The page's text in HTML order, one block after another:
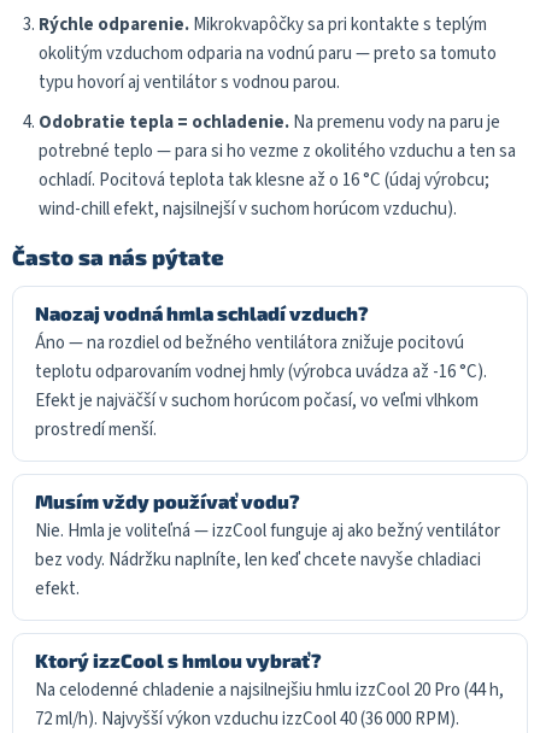
i
s
u
Rýchle odparenie.Mikrokvapôčky sa pri kontakte s teplým
okolitým vzduchom odparia na vodnú paru — preto sa tomuto
typu hovorí aj ventilátor s vodnou parou.
Odobratie tepla = ochladenie.Na premenu vody na paru je
potrebné teplo — para si ho vezme z okolitého vzduchu a ten sa
ochladí. Pocitová teplota tak klesne až o 16 °C (údaj výrobcu;
wind-chill efekt, najsilnejší v suchom horúcom vzduchu).
Často sa nás pýtate
Naozaj vodná hmla schladí vzduch?
Áno — na rozdiel od bežného ventilátora znižuje pocitovú
teplotu odparovaním vodnej hmly (výrobca uvádza až -16 °C).
Efekt je najväčší v suchom horúcom počasí, vo veľmi vlhkom
prostredí menší.
Musím vždy používať vodu?
Nie. Hmla je voliteľná — izzCool funguje aj ako bežný ventilátor
bez vody. Nádržku naplníte, len keď chcete navyše chladiaci
efekt.
Ktorý izzCool s hmlou vybrať?
Na celodenné chladenie a najsilnejšiu hmlu izzCool 20 Pro (44 h,
72 ml/h). Najvyšší výkon vzduchu izzCool 40 (36 000 RPM).